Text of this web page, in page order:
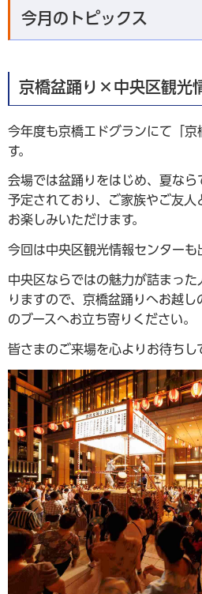
今月のトピックス
京橋盆踊り×中央区観光
今年度も京橋エドグランにて「
す。
会場では盆踊りをはじめ、夏な
予定されており、ご家族やご友人
お楽しみいただけます。
今回は中央区観光情報センターも
中央区ならではの魅力が詰まった
りますので、京橋盆踊りへお越
のブースへお立ち寄りください。
皆さまのご来場を心よりお待ちし